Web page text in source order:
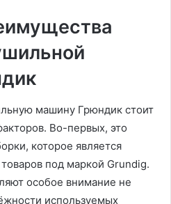
машину Грюндик стоит
Во-первых, это
которое является
под маркой Grundig.
особое внимание не
используемых